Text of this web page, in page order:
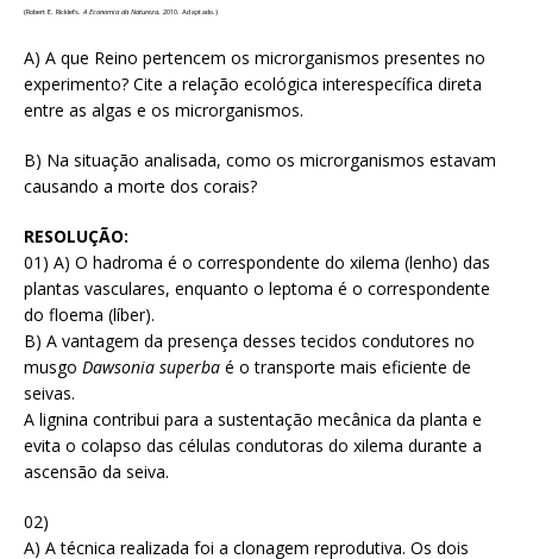
(Robert E. Ricklefs.A Economia da Natureza, 2010. Adaptado.)
A) A que Reino pertencem os microrganismos presentes no
experimento? Cite a relação ecológica interespecífica direta
entre as algas e os microrganismos.
B) Na situação analisada, como os microrganismos estavam
causando a morte dos corais?
RESOLUÇÃO:
01) A) O hadroma é o correspondente do xilema (lenho) das
plantas vasculares, enquanto o leptoma é o correspondente
do floema (líber).
B) A vantagem da presença desses tecidos condutores no
musgo Dawsonia superba é o transporte mais eficiente de
seivas.
A lignina contribui para a sustentação mecânica da planta e
evita o colapso das células condutoras do xilema durante a
ascensão da seiva.
02)
A) A técnica realizada foi a clonagem reprodutiva. Os dois